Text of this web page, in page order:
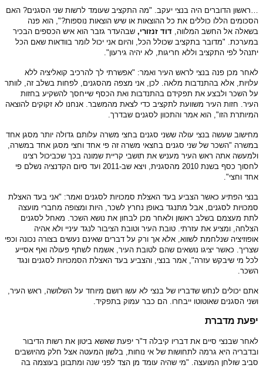
…ראשון הדוברים היה בנצי יעקב. "מה התקציב שעומד לרשות שני הסגנים? האם
הסכומים הללו כוללים את כל ההוצאות או שיש הוצאות נוספות?", הוא פנה
בשאלה אל החשב המלווה, דוד זנזורי, שבהעדר גזבר הוא איש הכספים הבכיר
במערכת. "מדובר בתקציב שכולל הכל, והיום אני יכול לומר בוודאות שאם הכל
יתנהל לפי התקציב וללא חריגות, לא יהיה גירעון".
לאחר מכן פנה בנצי לראש העיר ואמר: "אפשרתי לך להרכיב קואליציה ללא
עלויות, אלא בהתנדבות מלאה. לכן, אני מצפה מהסגנים, לפחות בשלב זה, לוותר
על השכר ולבצע את תפקידם בהתנדבות ואת הכסף שייחסך להשקיע בחזות
העיר. חזות העיר משוועת לתקציב כדי לצאת מהמשבר. אנחנו לא זקוקים להוצאה
המיותרת הזו", הוא אמר והתכוון לסגנים שבדרך.
מחישוב שעשה בנצי עולה ששני סגנים בחצי משרה עלותם גדולה יותר מסגן אחד
במשרה "השכר של שני סגנים בחצאי משרה זה פי אחד וחצי מסגן אחד במשרה,
ולמעשה אתה ראש העיר מעניש את תושבי קריית שמונה בכך שכביכול רצינו
לחסוך כסף בשנת 2010 מהסגנית, ויצא שב-2011 ועד סיום הקדנציה נשלם פי
אחד וחצי".
בנצי הפתיע כאשר הצביע בעד האצלת סמכויות לסגנים ואמר: "אני בעד האצלת
סמכויות לסגנים, אבל מתנגד באופן נחרץ לשכר, היות ומצופה מחברי מועצה
לתת מעצמם בשלב ראשון ולאחר מכן לבחון את נושא השכר. מאחל לסגנים
הצלחה, ומציע את עזרתי. טובת העיר וטובת הציבור לנגד עיניי ולא אהיה
אופוזיציה שנלחמת לשווא, אלא אך ורק על דברים שאינם נעשים בצורה נכונה וכפי
שצריך. כאשר יציגו נושאים שהם לטובת העיר, אשמח לשתף פעולה ואף אסייע
לכל מי שיבקש עזרה", אמר בנצי, והצביע בעד האצלת הסמכויות לסגנים ונגד
השכר.
אתם יכולים לנחש שדבריו של בנצי לא עשו רושם מיוחד על השלושה, ראש העיר,
ושני הסגנים שאוטוטו ייבחרו. הם כבר עמוק בתפקיד.
יפעת מדברת
לאחר שבנצי סיים את דבריו קיבלה ד"ר יפעת שאשא ביטון את רשות הדיבור
ובדבריה היא גרמה לתחושות של אי נוחות, בלשון המעטה אצל חלק מהיושבים
סביב שולחן המועצה. "מי שהיה עומד מן הצד לפני שנה ומתבונן בעוצמה בה